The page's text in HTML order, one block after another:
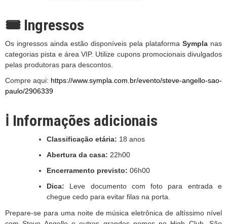
🎟️ Ingressos
Os ingressos ainda estão disponíveis pela plataforma Sympla nas
categorias pista e área VIP. Utilize cupons promocionais divulgados
pelas produtoras para descontos.
Compre aqui: https://www.sympla.com.br/evento/steve-angello-sao-
paulo/2906339
ℹ️ Informações adicionais
Classificação etária: 18 anos
Abertura da casa: 22h00
Encerramento previsto: 06h00
Dica: Leve documento com foto para entrada e
chegue cedo para evitar filas na porta.
Prepare-se para uma noite de música eletrônica de altíssimo nível